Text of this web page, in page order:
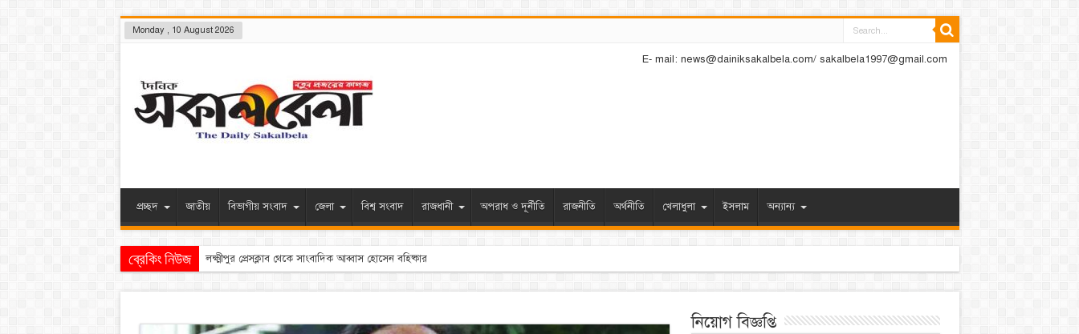
Monday , 10 August 2026
E- mail: news@dainiksakalbela.com/ sakalbela1997@gmail.com
প্রচ্ছদ জাতীয় বিভাগীয় সংবাদ জেলা বিশ্ব সংবাদ রাজধানী অপরাধ ও দূর্নীতি রাজনীতি অর্থনীতি খেলাধুলা ইসলাম অন্যান্য
ব্রেকিং নিউজ মৃত্যুর আগে শেষ কথায়
নিয়োগ বিজ্ঞপ্তি